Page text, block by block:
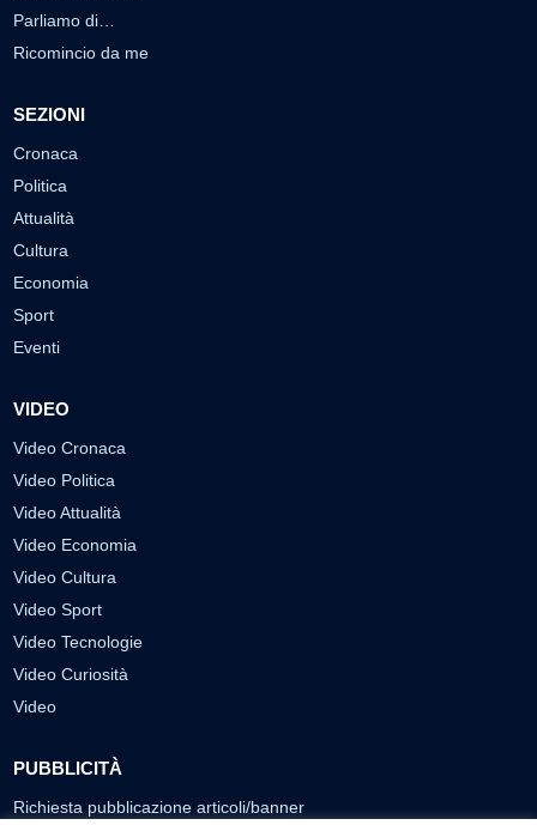
Parliamo di…
Ricomincio da me
SEZIONI
Cronaca
Politica
Attualità
Cultura
Economia
Sport
Eventi
VIDEO
Video Cronaca
Video Politica
Video Attualità
Video Economia
Video Cultura
Video Sport
Video Tecnologie
Video Curiosità
Video
PUBBLICITÀ
Richiesta pubblicazione articoli/banner